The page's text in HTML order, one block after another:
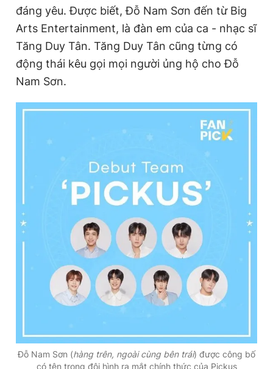
đáng yêu. Được biết, Đỗ Nam Sơn đến từ Big
Arts Entertainment, là đàn em của ca - nhạc sĩ
Tăng Duy Tân. Tăng Duy Tân cũng từng có
động thái kêu gọi mọi người ủng hộ cho Đỗ
Nam Sơn.
Đỗ Nam Sơn (hàng trên, ngoài cùng bên trái) được công bố
có tên trong đội hình ra mắt chính thức của Pickus